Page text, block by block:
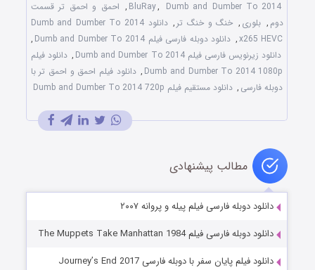
BluRay, Dumb and Dumber To 2014
, احمق و احمق تر قسمت
دوم , بلوری , خنگ و خنگ تر ,
دانلود Dumb and Dumber To 2014
x265 HEVC
, دانلود دوبله فارسی فیلم Dumb and Dumber To 2014
,
دانلود زیرنویس فارسی فیلم Dumb and Dumber To 2014
, دانلود فیلم
Dumb and Dumber To 2014 1080p
, دانلود فیلم احمق و احمق تر با
دوبله فارسی , دانلود مستقیم فیلم Dumb and Dumber To 2014 720p
مطالب پیشنهادی
دانلود دوبله فارسی فیلم پیله و پروانه ۲۰۰۷
دانلود دوبله فارسی فیلم The Muppets Take Manhattan 1984
دانلود فیلم پایان سفر با دوبله فارسی Journey’s End 2017